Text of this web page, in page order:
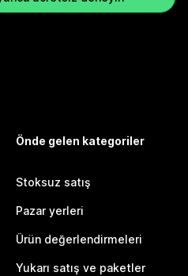
Önde gelen kategoriler
Stoksuz satış
Pazar yerleri
Ürün değerlendirmeleri
Yukarı satış ve paketler